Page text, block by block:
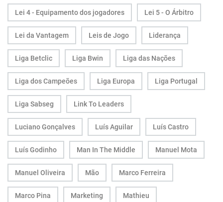
Lei 4 - Equipamento dos jogadores Lei 5 - O Árbitro
Lei da Vantagem Leis de Jogo Liderança
Liga Betclic Liga Bwin Liga das Nações
Liga dos Campeões Liga Europa Liga Portugal
Liga Sabseg Link To Leaders
Luciano Gonçalves Luís Aguilar Luís Castro
Luís Godinho Man In The Middle Manuel Mota
Manuel Oliveira Mão Marco Ferreira
Marco Pina Marketing Mathieu